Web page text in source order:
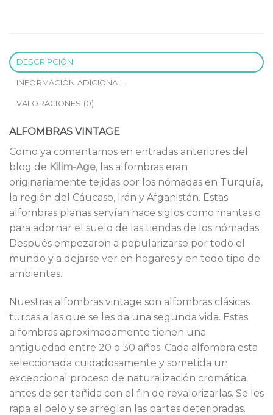
DESCRIPCIÓN
INFORMACIÓN ADICIONAL
VALORACIONES (0)
ALFOMBRAS VINTAGE
Como ya comentamos en entradas anteriores del
blog de Kilim-Age, las alfombras eran
originariamente tejidas por los nómadas en Turquía,
la región del Cáucaso, Irán y Afganistán. Estas
alfombras planas servían hace siglos como mantas o
para adornar el suelo de las tiendas de los nómadas.
Después empezaron a popularizarse por todo el
mundo y a dejarse ver en hogares y en todo tipo de
ambientes.
Nuestras alfombras vintage son alfombras clásicas
turcas a las que se les da una segunda vida. Estas
alfombras aproximadamente tienen una
antigüedad entre 20 o 30 años. Cada alfombra esta
seleccionada cuidadosamente y sometida un
excepcional proceso de naturalización cromática
antes de ser teñida con el fin de revalorizarlas. Se les
rapa el pelo y se arreglan las partes deterioradas.